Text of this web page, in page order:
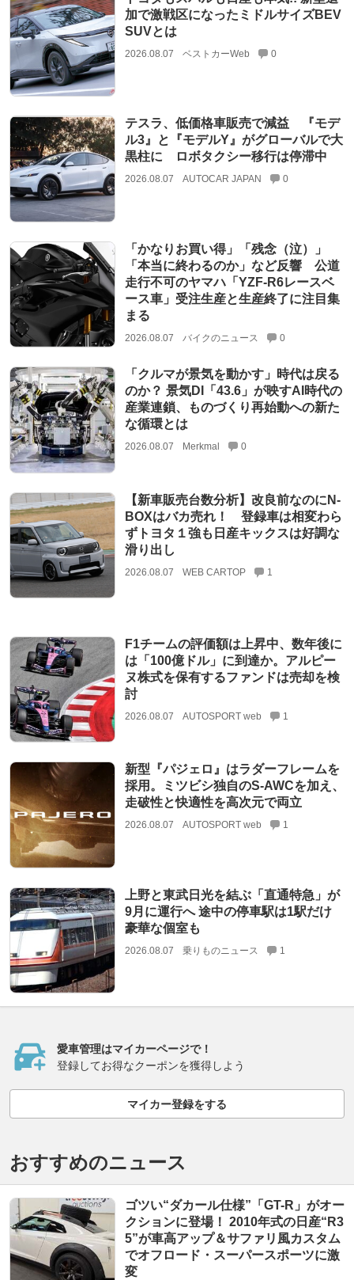
加で激戦区になったミドルサイズBEV
SUVとは
2026.08.07 ベストカーWeb 0
テスラ、低価格車販売で減益 『モデ
ル3』と『モデルY』がグローバルで大
黒柱に ロボタクシー移行は停滞中
2026.08.07 AUTOCAR JAPAN 0
「かなりお買い得」「残念（泣）」
「本当に終わるのか」など反響 公道
走行不可のヤマハ「YZF-R6レースベ
ース車」受注生産と生産終了に注目集
まる
2026.08.07 バイクのニュース 0
「クルマが景気を動かす」時代は戻る
のか？ 景気DI「43.6」が映すAI時代の
産業連鎖、ものづくり再始動への新た
な循環とは
2026.08.07 Merkmal 0
【新車販売台数分析】改良前なのにN-
BOXはバカ売れ！ 登録車は相変わら
ずトヨタ１強も日産キックスは好調な
滑り出し
2026.08.07 WEB CARTOP 1
F1チームの評価額は上昇中、数年後に
は「100億ドル」に到達か。アルピー
ヌ株式を保有するファンドは売却を検
討
2026.08.07 AUTOSPORT web 1
新型『パジェロ』はラダーフレームを
採用。ミツビシ独自のS-AWCを加え、
走破性と快適性を高次元で両立
2026.08.07 AUTOSPORT web 1
上野と東武日光を結ぶ「直通特急」が
9月に運行へ 途中の停車駅は1駅だけ
豪華な個室も
2026.08.07 乗りものニュース 1
愛車管理はマイカーページで！
登録してお得なクーポンを獲得しよう
マイカー登録をする
おすすめのニュース
ゴツい“ダカール仕様”「GT-R」がオー
クションに登場！ 2010年式の日産“R3
5”が車高アップ＆サファリ風カスタム
でオフロード・スーパースポーツに激
変